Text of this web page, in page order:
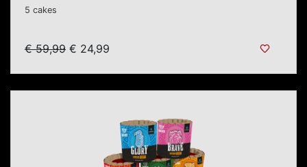
5 cakes
€ 59,99 € 24,99